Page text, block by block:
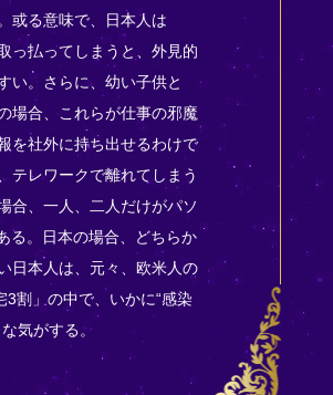
或る意味で、日本人は
っ払ってしまうと、外見的
い。さらに、幼い子供と
場合、これらが仕事の邪魔
を社外に持ち出せるわけで
テレワークで離れてしまう
合、一人、二人だけがパソ
る。日本の場合、どちらか
日本人は、元々、欧米人の
割」の中で、いかに“感染
気がする。